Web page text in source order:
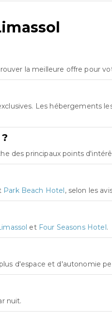
la meilleure offre pour
Les hébergements
des principaux points
Park Beach Hotel, selon les
et Four Seasons Hotel.
d'espace et d'autonomie
nuit.